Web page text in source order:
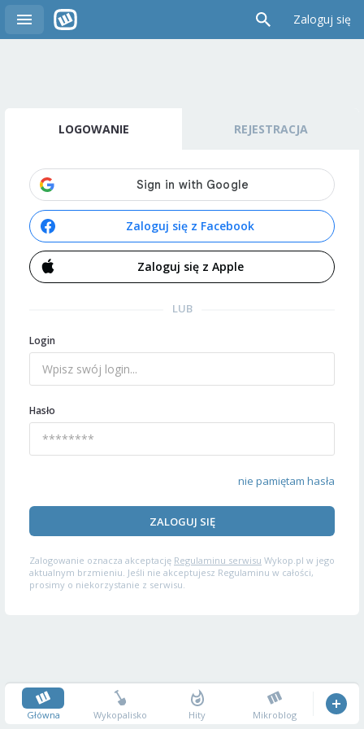
Zaloguj się
LOGOWANIE REJESTRACJA
Zaloguj się z Facebook
Zaloguj się z Apple
LUB
Login
Hasło
nie pamiętam hasła
ZALOGUJ SIĘ
Zalogowanie oznacza akceptację Regulaminu serwisu Wykop.pl w jego
aktualnym brzmieniu. Jeśli nie akceptujesz Regulaminu w całości,
prosimy o niekorzystanie z serwisu.
Główna Wykopalisko Hity Mikroblog